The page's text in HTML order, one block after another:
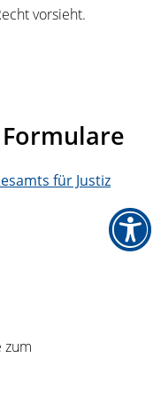
vorsieht.
für Justiz
zum